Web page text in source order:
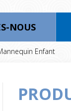
NOUS
Enfant